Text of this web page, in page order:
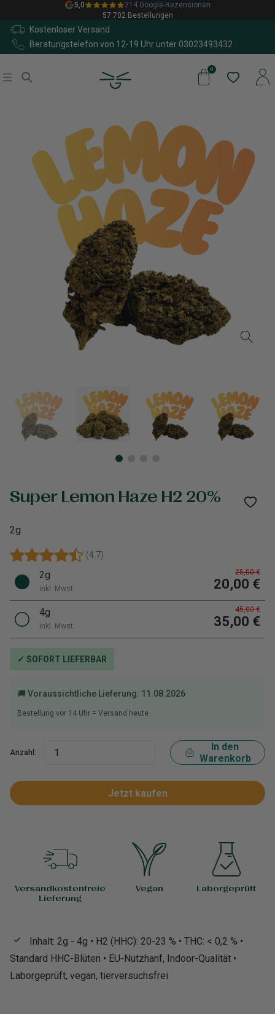
5,0
214 Google-Rezensionen
57.702 Bestellungen
Kostenloser Versand
Beratungstelefon von 12-19 Uhr unter 03023493432
Super Lemon Haze H2 20%
2g
(4.7)
2g
inkl. Mwst.
25,00 €
20,00 €
4g
inkl. Mwst.
45,00 €
35,00 €
✓ SOFORT LIEFERBAR
🚚 Voraussichtliche Lieferung: 11.08.2026
Bestellung vor 14 Uhr = Versand heute
Anzahl:
In den
Warenkorb
Jetzt kaufen
Versandkostenfreie
Lieferung
Vegan Laborgeprüft
Inhalt: 2g - 4g • H2 (HHC): 20-23 % • THC: < 0,2 % •
Standard HHC-Blüten • EU-Nutzhanf, Indoor-Qualität •
Laborgeprüft, vegan, tierversuchsfrei